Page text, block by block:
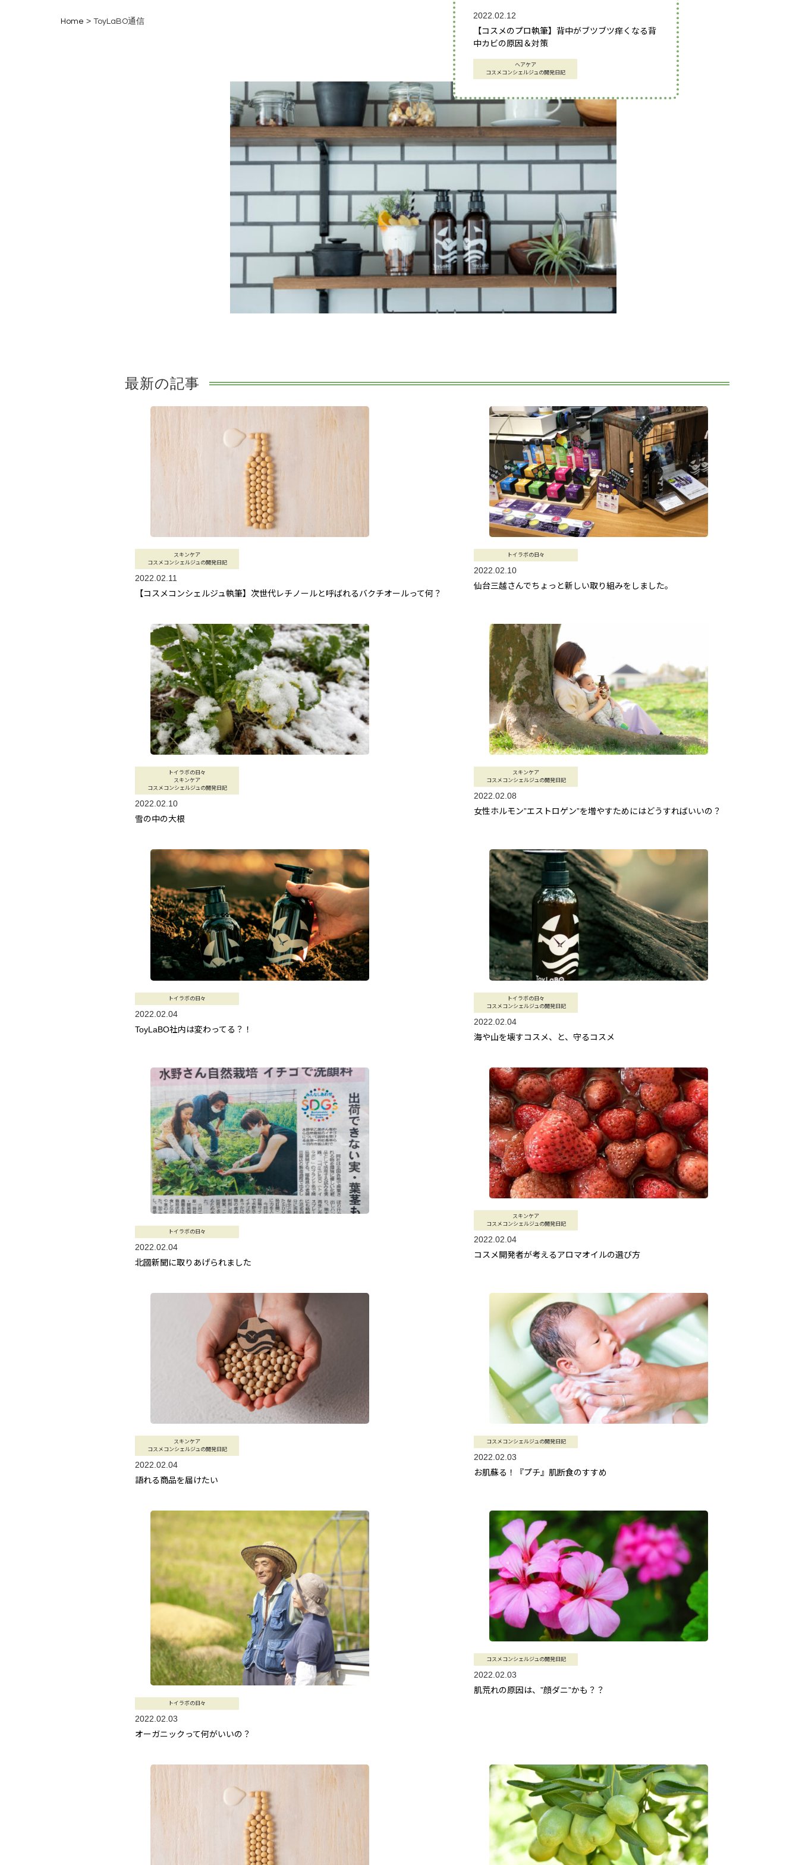
Home > ToyLaBO通信
2022.02.12
【コスメのプロ執筆】背中がブツブツ痒くなる背
中カビの原因＆対策
ヘアケア
コスメコンシェルジュの開発日記
最新の記事
スキンケア
コスメコンシェルジュの開発日記
2022.02.11
【コスメコンシェルジュ執筆】次世代レチノールと呼ばれるバクチオールって何？
トイラボの日々
2022.02.10
仙台三越さんでちょっと新しい取り組みをしました。
トイラボの日々
スキンケア
コスメコンシェルジュの開発日記
2022.02.10
雪の中の大根
スキンケア
コスメコンシェルジュの開発日記
2022.02.08
女性ホルモン”エストロゲン”を増やすためにはどうすればいいの？
トイラボの日々
2022.02.04
ToyLaBO社内は変わってる？！
トイラボの日々
コスメコンシェルジュの開発日記
2022.02.04
海や山を壊すコスメ、と、守るコスメ
トイラボの日々
2022.02.04
北國新聞に取りあげられました
スキンケア
コスメコンシェルジュの開発日記
2022.02.04
コスメ開発者が考えるアロマオイルの選び方
スキンケア
コスメコンシェルジュの開発日記
2022.02.04
語れる商品を届けたい
コスメコンシェルジュの開発日記
2022.02.03
お肌蘇る！『プチ』肌断食のすすめ
トイラボの日々
2022.02.03
オーガニックって何がいいの？
コスメコンシェルジュの開発日記
2022.02.03
肌荒れの原因は、”顔ダニ”かも？？